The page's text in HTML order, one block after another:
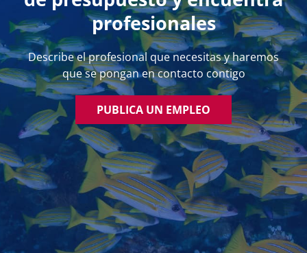
profesionales
Describe el profesional que necesitas y haremos
que se pongan en contacto contigo
PUBLICA UN EMPLEO